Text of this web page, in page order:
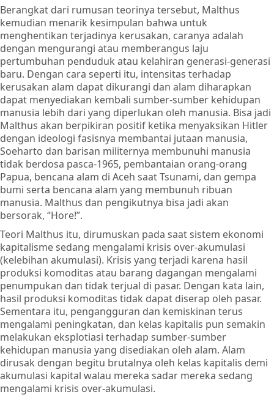
Berangkat dari rumusan teorinya tersebut, Malthus
kemudian menarik kesimpulan bahwa untuk
menghentikan terjadinya kerusakan, caranya adalah
dengan mengurangi atau memberangus laju
pertumbuhan penduduk atau kelahiran generasi-generasi
baru. Dengan cara seperti itu, intensitas terhadap
kerusakan alam dapat dikurangi dan alam diharapkan
dapat menyediakan kembali sumber-sumber kehidupan
manusia lebih dari yang diperlukan oleh manusia. Bisa jadi
Malthus akan berpikiran positif ketika menyaksikan Hitler
dengan ideologi fasisnya membantai jutaan manusia,
Soeharto dan barisan militernya membunuhi manusia
tidak berdosa pasca-1965, pembantaian orang-orang
Papua, bencana alam di Aceh saat Tsunami, dan gempa
bumi serta bencana alam yang membunuh ribuan
manusia. Malthus dan pengikutnya bisa jadi akan
bersorak, “Hore!”.
Teori Malthus itu, dirumuskan pada saat sistem ekonomi
kapitalisme sedang mengalami krisis over-akumulasi
(kelebihan akumulasi). Krisis yang terjadi karena hasil
produksi komoditas atau barang dagangan mengalami
penumpukan dan tidak terjual di pasar. Dengan kata lain,
hasil produksi komoditas tidak dapat diserap oleh pasar.
Sementara itu, pengangguran dan kemiskinan terus
mengalami peningkatan, dan kelas kapitalis pun semakin
melakukan eksplotiasi terhadap sumber-sumber
kehidupan manusia yang disediakan oleh alam. Alam
dirusak dengan begitu brutalnya oleh kelas kapitalis demi
akumulasi kapital walau mereka sadar mereka sedang
mengalami krisis over-akumulasi.